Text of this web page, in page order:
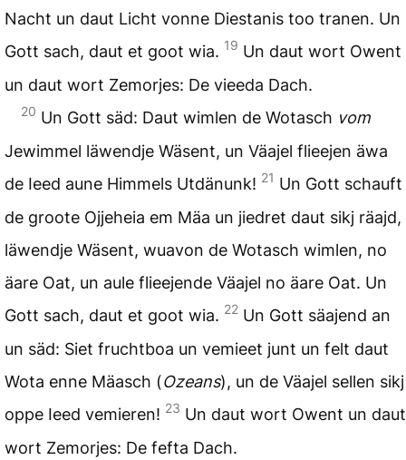
Nacht un daut Licht vonne Diestanis too tranen. Un
Gott sach, daut et goot wia. 19 Un daut wort Owent
un daut wort Zemorjes: De vieeda Dach.
20 Un Gott säd: Daut wimlen de Wotasch vom
Jewimmel läwendje Wäsent, un Väajel flieejen äwa
de Ieed aune Himmels Utdänunk! 21 Un Gott schauft
de groote Ojjeheia em Mäa un jiedret daut sikj räajd,
läwendje Wäsent, wuavon de Wotasch wimlen, no
äare Oat, un aule flieejende Väajel no äare Oat. Un
Gott sach, daut et goot wia. 22 Un Gott säajend an
un säd: Siet fruchtboa un vemieet junt un felt daut
Wota enne Mäasch (Ozeans), un de Väajel sellen sikj
oppe Ieed vemieren! 23 Un daut wort Owent un daut
wort Zemorjes: De fefta Dach.